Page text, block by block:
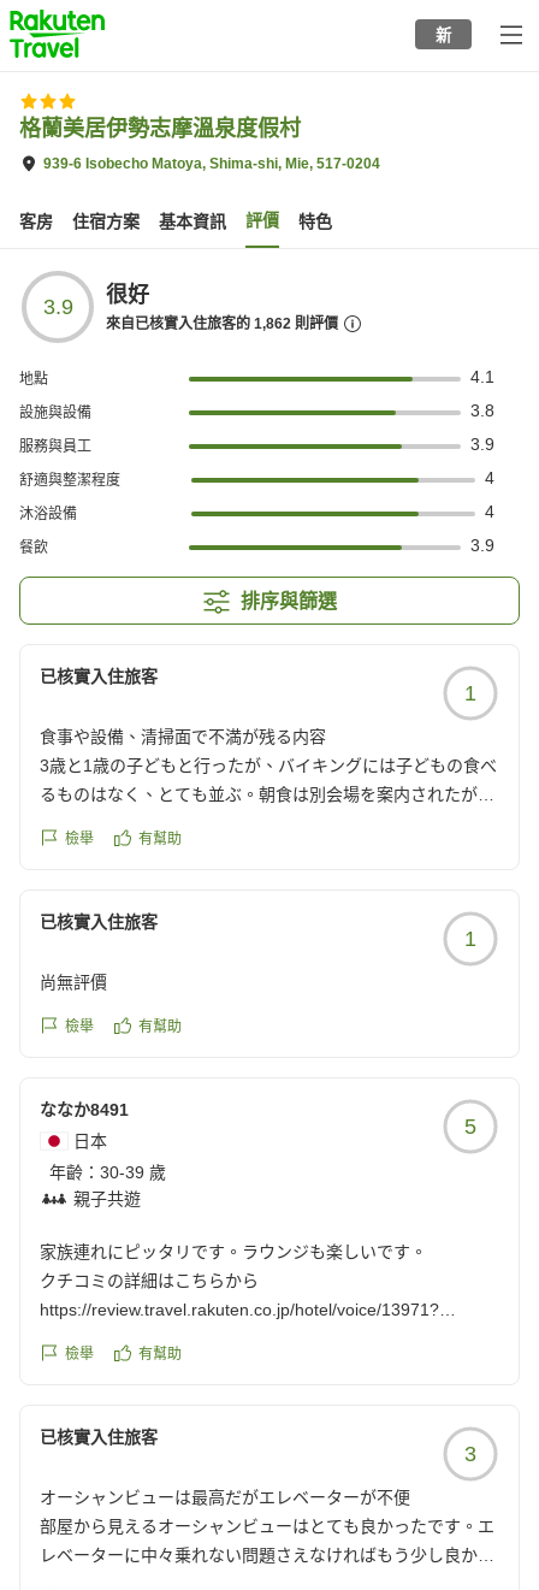
to
top
page
新
格蘭美居伊勢志摩溫泉度假村
939-6 Isobecho Matoya, Shima-shi, Mie, 517-0204
客房 住宿方案 基本資訊 評價 特色
3.9 很好
來自已核實入住旅客的 1,862 則評價
地點 4.1
設施與設備 3.8
服務與員工 3.9
舒適與整潔程度 4
沐浴設備 4
餐飲 3.9
排序與篩選
已核實入住旅客
1
食事や設備、清掃面で不満が残る内容
3歳と1歳の子どもと行ったが、バイキングには子どもの食べ
るものはなく、とても並ぶ。朝食は別会場を案内されたが、
補充もされない。白米が無くなったホテルは初めてだった。
気で抜いて行かれた。
1階のキッズスペースは掃除してあるのかと思うくらい床が
汚い。お風呂は子ども用のベビーソープ等は全くない。
もう二度と行くことはない。
クチコミの詳細はこちらから
檢舉 有幫助
已核實入住旅客
1
尚無評價
檢舉 有幫助
ななか8491
日本
年齡： 30-39 歲
親子共遊
5
家族連れにピッタリです。ラウンジも楽しいです。
クチコミの詳細はこちらから
https://review.travel.rakuten.co.jp/hotel/voice/13971?
檢舉 有幫助
已核實入住旅客
3
オーシャンビューは最高だがエレベーターが不便
部屋から見えるオーシャンビューはとても良かったです。エ
レベーターに中々乗れない問題さえなければもう少し良かっ